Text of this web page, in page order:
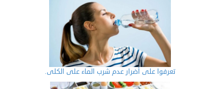
تعرفوا على أضرار عدم شرب الماء على الكلى.